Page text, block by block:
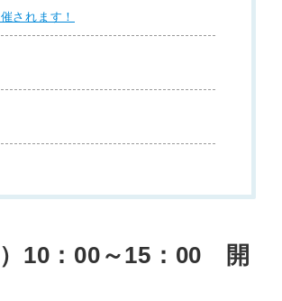
されます！
10：00～15：00 開